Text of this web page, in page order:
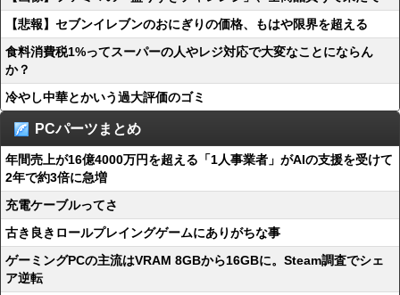
【悲報】セブンイレブンのおにぎりの価格、もはや限界を超える
食料消費税1%ってスーパーの人やレジ対応で大変なことにならん
か？
冷やし中華とかいう過大評価のゴミ
PCパーツまとめ
年間売上が16億4000万円を超える「1人事業者」がAIの支援を受けて
2年で約3倍に急増
充電ケーブルってさ
古き良きロールプレイングゲームにありがちな事
ゲーミングPCの主流はVRAM 8GBから16GBに。Steam調査でシェ
ア逆転